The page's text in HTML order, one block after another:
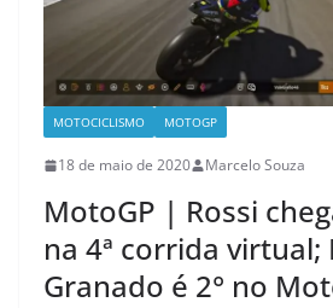
MOTOCICLISMO MOTOGP
18 de maio de 2020 Marcelo Souza
MotoGP | Rossi
na 4ª corrida virtual;
Granado é 2° no